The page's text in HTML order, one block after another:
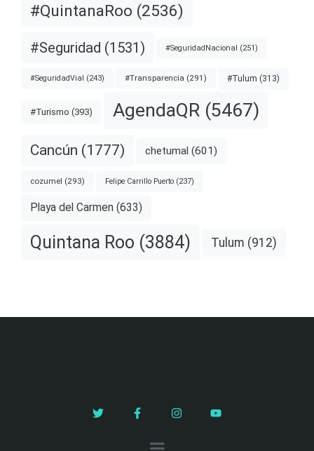
#QuintanaRoo (2536)
#Seguridad (1531) #SeguridadNacional (251)
#SeguridadVial (243) #Transparencia (291) #Tulum (313)
#Turismo (393) AgendaQR (5467)
Cancún (1777) chetumal (601)
cozumel (293) Felipe Carrillo Puerto (237)
Playa del Carmen (633)
Quintana Roo (3884) Tulum (912)